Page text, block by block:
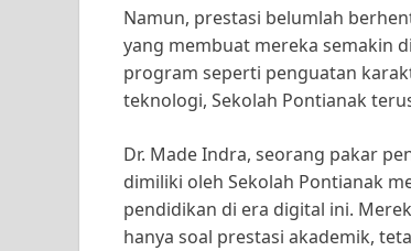
Namun, prestasi belumlah
yang membuat mereka semakin
program seperti penguatan
teknologi, Sekolah Pontianak
Dr. Made Indra, seorang pakar
dimiliki oleh Sekolah Pontianak
pendidikan di era digital ini.
hanya soal prestasi akademik,